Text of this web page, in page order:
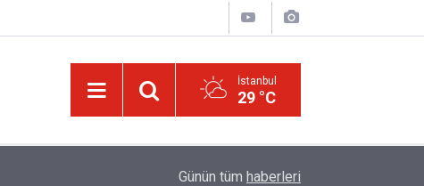
İstanbul
29 °C
Risale-i Nur'u kendine oku kendine, başkasına
Günün tüm haberleri